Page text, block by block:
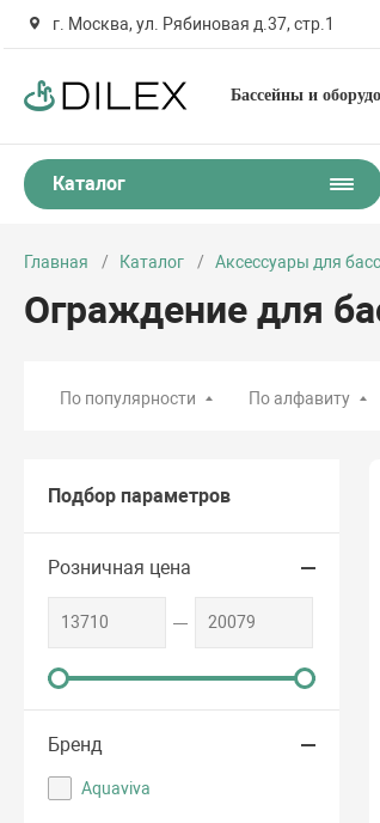
г. Москва, ул. Рябиновая д.37, стр.1
Бассейны и
Каталог
Главная Каталог Аксессуары для
Ограждение для
По популярности По алфавиту
Подбор параметров
Розничная цена
Бренд
Aquaviva